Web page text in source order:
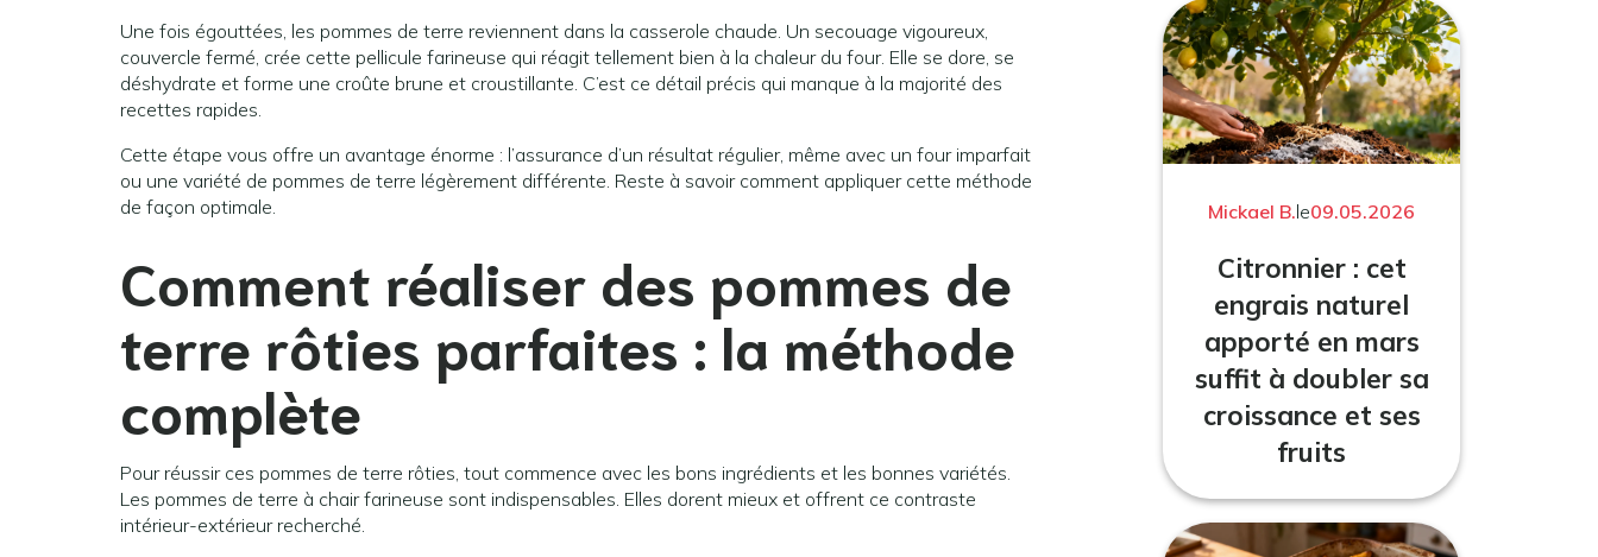
Une fois égouttées, les pommes de terre reviennent dans la casserole chaude. Un secouage vigoureux,
couvercle fermé, crée cette pellicule farineuse qui réagit tellement bien à la chaleur du four. Elle se dore, se
déshydrate et forme une croûte brune et croustillante. C’est ce détail précis qui manque à la majorité des
recettes rapides.
Cette étape vous offre un avantage énorme : l’assurance d’un résultat régulier, même avec un four imparfait
ou une variété de pommes de terre légèrement différente. Reste à savoir comment appliquer cette méthode
de façon optimale.
Comment réaliser des pommes de
terre rôties parfaites : la méthode
complète
Pour réussir ces pommes de terre rôties, tout commence avec les bons ingrédients et les bonnes variétés.
Les pommes de terre à chair farineuse sont indispensables. Elles dorent mieux et offrent ce contraste
intérieur-extérieur recherché.
Mickael B.le09.05.2026
Citronnier : cet
engrais naturel
apporté en mars
suffit à doubler sa
croissance et ses
fruits